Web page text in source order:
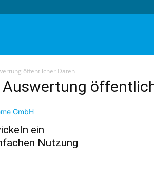
öffentlicher Daten
ein
Nutzung